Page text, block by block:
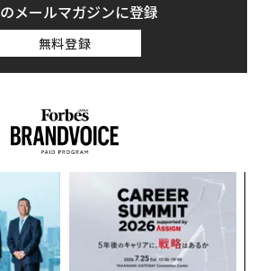
には親の意見を重視
60％が、学業や仕事に関する選択に
するのは「親」の意見だと答えた。
は「教師」だった。
メールマガジンに登録
無料登録